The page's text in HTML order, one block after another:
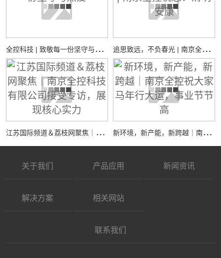
全
控科技 | 致敬每一份坚守与热爱 追
思致远，不负春光 | 南京全控祝您：清明安康
江
苏国际频道＆荔枝网聚焦｜南京全控科技有限公司接受专访，展现核心实力 新
环境，新产能，新跨越｜南京全控祝大家马年行大运，事业节节高
关于我们 产品应用 新闻资讯
解决方案 相关网站
联系我们